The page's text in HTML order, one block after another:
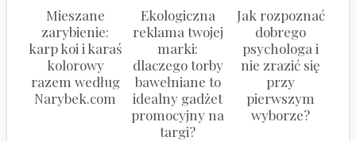
Mieszane
zarybienie:
karp koi i karaś
kolorowy
razem według
Narybek.com
Ekologiczna
reklama twojej
marki:
dlaczego torby
bawełniane to
idealny gadżet
promocyjny na
targi?
Jak rozpoznać
dobrego
psychologa i
nie zrazić się
przy
pierwszym
wyborze?